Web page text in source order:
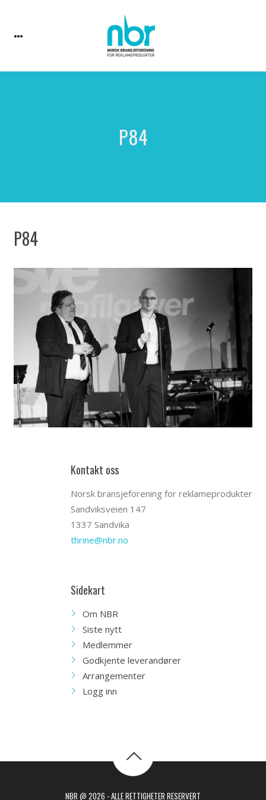
P84
P84
Kontakt oss
Norsk bransjeforening for reklameprodukter
Sandviksveien 147
1337 Sandvika
thrine@nbr.no
Sidekart
Om NBR
Siste nytt
Medlemmer
Godkjente leverandører
Arrangementer
Logg inn
NBR @ 2026 - ALLE RETTIGHETER RESERVERT